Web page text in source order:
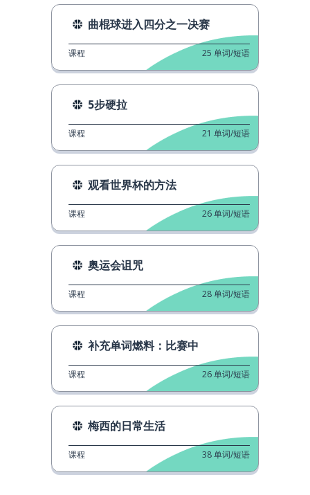
曲棍球进入四分之一决赛
课程 25 单词/短语
5步硬拉
课程 21 单词/短语
观看世界杯的方法
课程 26单词/短语
奥运会诅咒
课程 28单词/短语
补充单词燃料：比赛中
课程 26单词/短语
梅西的日常生活
课程 38单词/短语